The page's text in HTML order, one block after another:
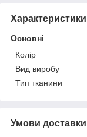
Характеристики
Основні
Колір
Вид виробу
Тип тканини
Умови доставки